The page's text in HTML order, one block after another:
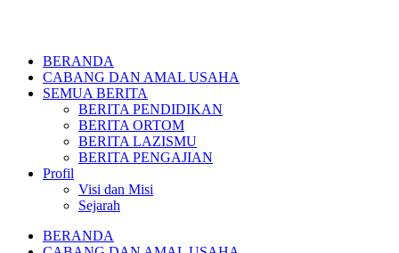
BERANDA
CABANG DAN AMAL USAHA
SEMUA BERITA
BERITA PENDIDIKAN
BERITA ORTOM
BERITA LAZISMU
BERITA PENGAJIAN
Profil
Visi dan Misi
Sejarah
BERANDA